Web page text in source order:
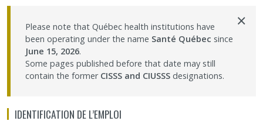
Contact Us
Site map
Accessibility
Please note that Québec health institutions have
been operating under the name Santé Québec since
June 15, 2026.
Some pages published before that date may still
contain the former CISSS and CIUSSS designations.
×
IDENTIFICATION DE L’EMPLOI